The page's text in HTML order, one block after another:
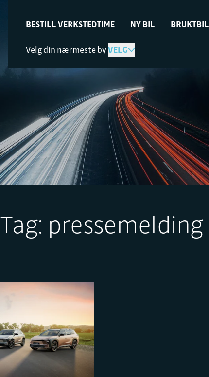
BESTILL VERKSTEDTIME NY BIL BRUKTBIL
Velg din nærmeste byVELG
Tag: pressemelding